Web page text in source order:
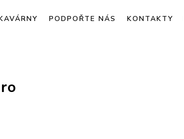
PODPOŘTE NÁS KONTAKTY